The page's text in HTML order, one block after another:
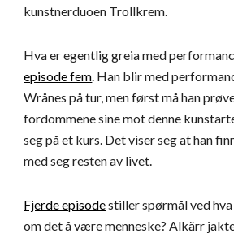
kunstnerduoen Trollkrem.
Hva er egentlig greia med
episode fem. Han blir med
Wrånes på tur, men først må han
fordommene sine mot denne
seg på et kurs. Det viser seg at han
med seg resten av livet.
Fjerde episode stiller spørmål ved
om det å være menneske? Alkärr